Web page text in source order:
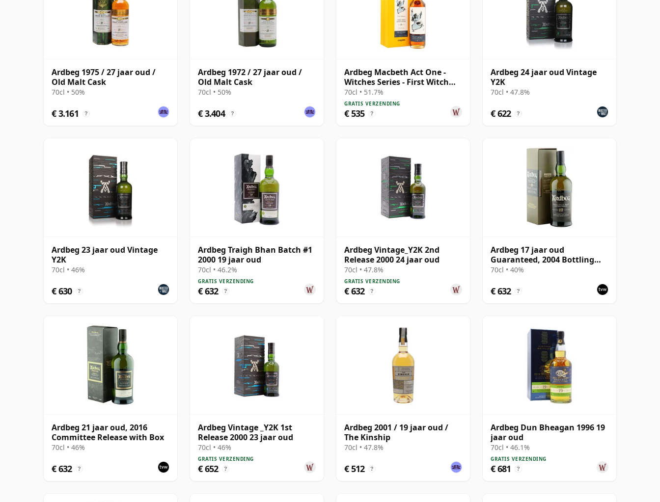
Ardbeg 1975 / 27 jaar oud /
Old Malt Cask
70cl • 50%
€ 3.161 ?
Ardbeg 1972 / 27 jaar oud /
Old Malt Cask
70cl • 50%
€ 3.404 ?
Ardbeg Macbeth Act One -
Witches Series - First Witch
Sin 19 jaar oud
70cl • 51.7%
GRATIS VERZENDING
€ 535 ?
Ardbeg 24 jaar oud Vintage
Y2K
70cl • 47.8%
€ 622 ?
Ardbeg 23 jaar oud Vintage
Y2K
70cl • 46%
€ 630 ?
Ardbeg Traigh Bhan Batch #1
2000 19 jaar oud
70cl • 46.2%
GRATIS VERZENDING
€ 632 ?
Ardbeg Vintage_Y2K 2nd
Release 2000 24 jaar oud
70cl • 47.8%
GRATIS VERZENDING
€ 632 ?
Ardbeg 17 jaar oud
Guaranteed, 2004 Bottling
with Box
70cl • 40%
€ 632 ?
Ardbeg 21 jaar oud, 2016
Committee Release with Box
70cl • 46%
€ 632 ?
Ardbeg Vintage _Y2K 1st
Release 2000 23 jaar oud
70cl • 46%
GRATIS VERZENDING
€ 652 ?
Ardbeg 2001 / 19 jaar oud /
The Kinship
70cl • 47.8%
€ 512 ?
Ardbeg Dun Bheagan 1996 19
jaar oud
70cl • 46.1%
GRATIS VERZENDING
€ 681 ?